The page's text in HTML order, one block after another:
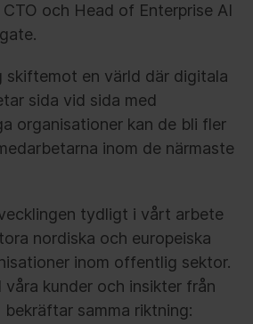
och Head of Enterprise AI
skiftemot en värld där digitala
sida vid sida med
organisationer kan de bli fler
inom de närmaste
tydligt i vårt arbete
nordiska och europeiska
inom offentlig sektor.
våra kunder och insikter från
samma riktning: